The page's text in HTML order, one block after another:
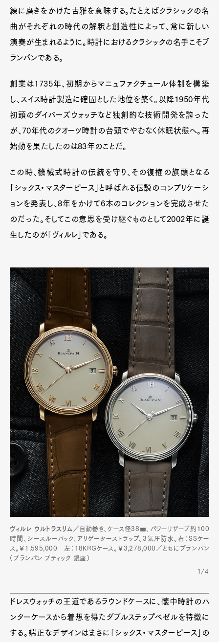
練に磨きをかけた古雅を意味する。たとえばクラシックの名
曲がそれぞれの時代の解釈と創造性によって、常に新しい
演奏が生まれるように。時計におけるクラシックの名手こそブ
ランパンである。
創業は1735年、初期からマニュファクチュール体制を構築
し、スイス時計製造に確固とした地位を築く。以降1950年代
初頭のダイバーズウォッチなど独創的な技術開発を誇った
が、70年代のクオーツ時計の台頭でやむなく休眠状態へ。再
始動を果たしたのは83年のことだ。
この時、機械式時計の伝統を守り、その復権の旗頭となる
「シックス・マスターピース」と呼ばれる伝説のコンプリケーシ
ョンを発表し、8年をかけて6本のコレクションを完成させた
のだった。そしてこの意思を受け継ぐものとして2002年に誕
生したのが「ヴィルレ」である。
ヴィルレ ウルトラスリム／ 自動巻き、ケース径38㎜、パワーリザーブ約100
時間、シースルーバック、アリゲーターストラップ、3気圧防水。右：SSケー
ス。￥1,595,000 左：18KRGケース。￥3,278,000／ともにブランパン
（ブランパン ブティック 銀座）
1/4
ドレスウォッチの王道であるラウンドケースに、懐中時計のハ
ンターケースから着想を得たダブルステップベゼルを特徴に
する。端正なデザインはまさに「シックス・マスターピース」の